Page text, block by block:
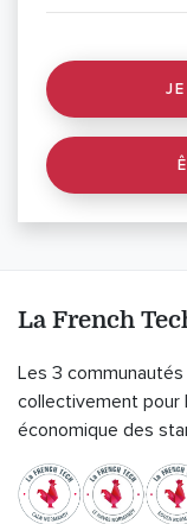
La French
Les 3
collectivement pour
économique des